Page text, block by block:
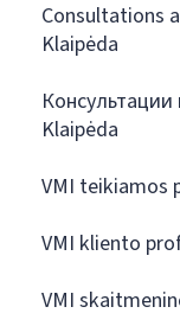
Consultations
Klaipėda
Klaipėda
VMI teikiamos
VMI kliento
VMI